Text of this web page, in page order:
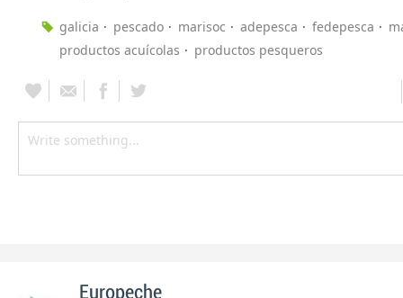
galicia pescado marisoc adepesca fedepesca
productos acuícolas
productos pesqueros
Europeche